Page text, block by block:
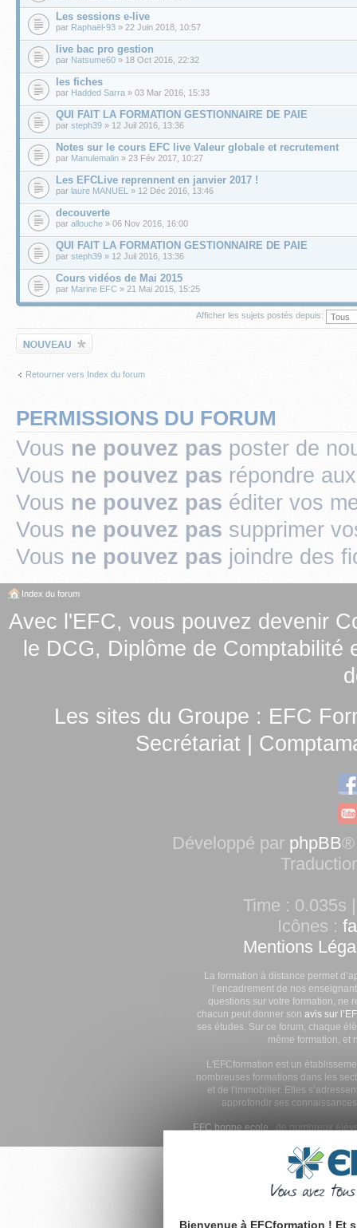
Les sessions e-live
par Raphaël-93 » 22 Juin 2018, 10:57
live bac pro gestion
par Natsume60 » 18 Oct 2016, 22:32
les fiches
par Hadded Sarra » 03 Mar 2016, 15:33
QUI FAIT LA FORMATION GESTIONNAIRE DE PAIE
par steph39 » 12 Juil 2016, 13:36
Notes sur le cours EFC live Valeur globale et recrutement
par Manulemalin » 23 Fév 2017, 10:27
Les EFCLive reprennent en janvier 2017 !
par laure MANUEL » 12 Déc 2016, 13:46
decouverte
par allouche » 06 Nov 2016, 16:00
QUI FAIT LA FORMATION GESTIONNAIRE DE PAIE
par steph39 » 12 Juil 2016, 13:36
Cours vidéos de Mai 2015
par Marine EFC » 21 Mai 2015, 15:25
Afficher les sujets postés depuis:
Écrire un nouveau
sujet
Retourner vers Index du forum
PERMISSIONS DU FORUM
Vous ne pouvez pas poster de
Vous ne pouvez pas répondre
Vous ne pouvez pas éditer vos
Vous ne pouvez pas supprimer
Vous ne pouvez pas joindre des
Index du forum
Avec l'EFC, vous pouvez devenir
le DCG, Diplôme de Comptabilité
Les sites du Groupe : EFC
Secrétariat
Développé par phpBB®
Time : 0.035s
Icônes :
Mentions
La formation à distance permet
l’encadrement de nos
questions sur votre formation, ne
chacun peut donner son avis sur
ses études. Sur ce forum, chaque
même formation, et
L'EFCformation est un
nombreuses formations dans les
et de l'immobilier. Elles
approfondir ses
EFC bonne ecole : de nombreux
Bienvenue à EFCformation ! Et